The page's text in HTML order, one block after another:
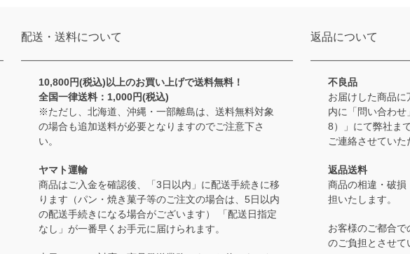
配送・送料について
10,800円(税込)以上のお買い上げで送料無料！
全国一律送料：1,000円(税込)
※ただし、北海道、沖縄・一部離島は、送料無料対象
の場合も追加送料が必要となりますのでご注意下さ
い。
ヤマト運輸
商品はご入金を確認後、「3日以内」に配送手続きに移
ります（パン・焼き菓子等のご注文の場合は、5日以内
の配送手続きになる場合がございます） 「配送日指定
なし」が一番早くお手元に届けられます。
返品について
不良品
お届けした商品
内に「問い合わ
8）」にて弊社ま
ご連絡させていた
返品送料
商品の相違・破損
担いたします。
お客様のご都合
のご負担とさせて